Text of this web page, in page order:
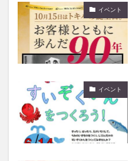
イベント
イベント